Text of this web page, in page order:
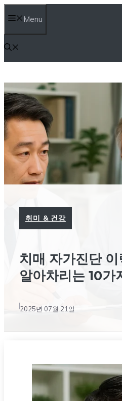
컨
텐
츠
너
뛰
기
Menu
취미 & 건강
치매 자가진단
알아차리는 10가
2025년 07월 21일